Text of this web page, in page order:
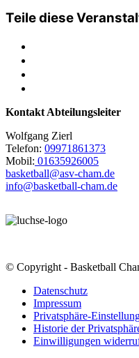
Teile diese
Kontakt Abteilungsleiter
Wolfgang Zierl
Telefon: 09971861373
Mobil: 01635926005
basketball@asv-cham.de
info@basketball-cham.de
© Copyright - Basketball
Datenschutz
Impressum
Privatsphäre-
Historie der
Einwilligungen